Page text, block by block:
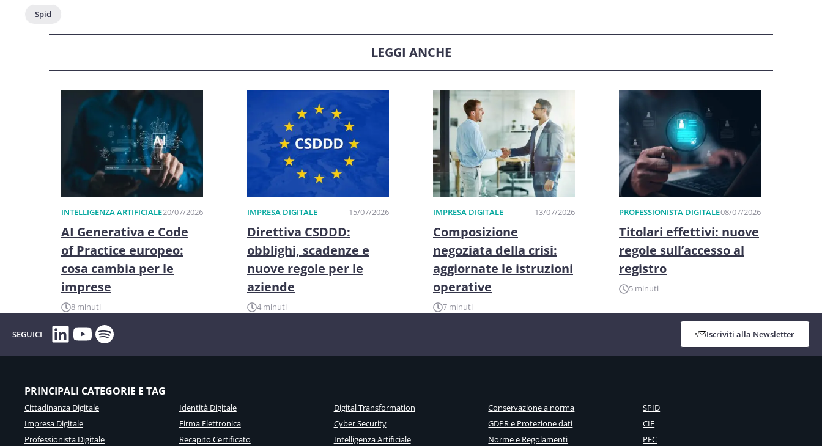
Spid
LEGGI ANCHE
INTELLIGENZA ARTIFICIALE20/07/2026
AI Generativa e Code
of Practice europeo:
cosa cambia per le
imprese
8 minuti
IMPRESA DIGITALE 15/07/2026
Direttiva CSDDD:
obblighi, scadenze e
nuove regole per le
aziende
4 minuti
IMPRESA DIGITALE 13/07/2026
Composizione
negoziata della crisi:
aggiornate le istruzioni
operative
7 minuti
PROFESSIONISTA DIGITALE08/07/2026
Titolari effettivi: nuove
regole sull’accesso al
registro
5 minuti
SEGUICI LinkedIn
YouTube
Spotify Iscriviti alla Newsletter
PRINCIPALI CATEGORIE E TAG
Cittadinanza Digitale
Impresa Digitale
Professionista Digitale
Identità Digitale
Firma Elettronica
Recapito Certificato
Digital Transformation
Cyber Security
Intelligenza Artificiale
Conservazione a norma
GDPR e Protezione dati
Norme e Regolamenti
SPID
CIE
PEC